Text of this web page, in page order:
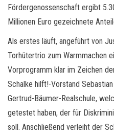
Fördergenossenschaft ergibt
Millionen Euro gezeichnete
Als erstes läuft, angeführt von
Torhütertrio zum Warmmachen
Vorprogramm klar im Zeichen
Schalke hilft!-Vorstand
Gertrud-Bäumer-Realschule,
getestet haben, der für
soll. Anschließend verleiht der